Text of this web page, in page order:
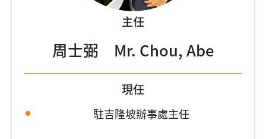
主任
周士弼 Mr. Chou, Abe
現任
駐吉隆坡辦事處主任